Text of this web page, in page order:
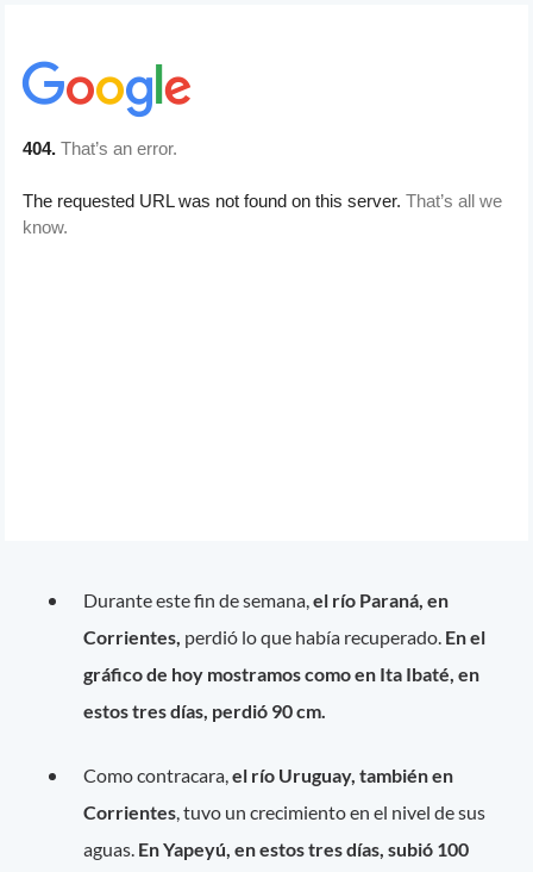
Durante este fin de semana,el río Paraná, en
Corrientes, perdió lo que había recuperado. En el
gráfico de hoy mostramos como en Ita Ibaté, en
estos tres días, perdió 90 cm.
Como contracara,el río Uruguay, también en
Corrientes, tuvo un crecimiento en el nivel de sus
aguas. En Yapeyú, en estos tres días, subió 100